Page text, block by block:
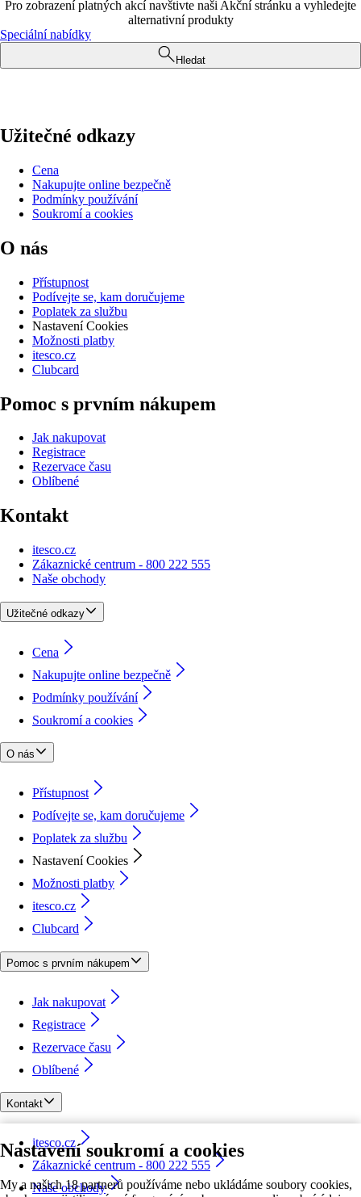
Nastavení soukromí a cookies
My a našich 18 partnerů používáme nebo ukládáme soubory cookies,
Pro zobrazení platných akcí navštivte naši Akční stránku a vyhledejte
alternativní produkty
Speciální nabídky
Hledat
Užitečné odkazy
Cena
Nakupujte online bezpečně
Podmínky používání
Soukromí a cookies
O nás
Přístupnost
Podívejte se, kam doručujeme
Poplatek za službu
Nastavení Cookies
Možnosti platby
itesco.cz
Clubcard
Pomoc s prvním nákupem
Jak nakupovat
Registrace
Rezervace času
Oblíbené
Kontakt
itesco.cz
Zákaznické centrum - 800 222 555
Naše obchody
Užitečné odkazy
Cena
Nakupujte online bezpečně
Podmínky používání
Soukromí a cookies
O nás
Přístupnost
Podívejte se, kam doručujeme
Poplatek za službu
Nastavení Cookies
Možnosti platby
itesco.cz
Clubcard
Pomoc s prvním nákupem
Jak nakupovat
Registrace
Rezervace času
Oblíbené
Kontakt
itesco.cz
Zákaznické centrum - 800 222 555
Naše obchody